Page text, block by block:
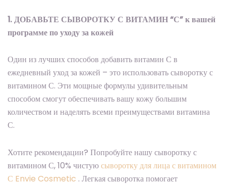
1. ДОБАВЬТЕ СЫВОРОТКУ С ВИТАМИН “С” к вашей
программе по уходу за кожей
Один из лучших способов добавить витамин С в
ежедневный уход за кожей – это использовать сыворотку с
витамином С. Эти мощные формулы удивительным
способом смогут обеспечивать вашу кожу большим
количеством и наделять всеми преимуществами витамина
С.
Хотите рекомендации? Попробуйте нашу сыворотку с
витамином С, 10% чистуюсыворотку для лица с витамином
С Envie Cosmetic . Легкая сыворотка помогает